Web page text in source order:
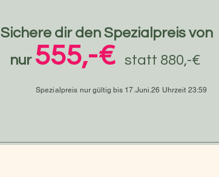
Sichere dir den Spezialpreis von
nur 555,-€ statt 880,-€
Spezialpreis nur gültig bis 17.Juni.26 Uhrzeit 23:59